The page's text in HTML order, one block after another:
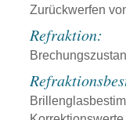
Zurückwerfen
Refraktion: